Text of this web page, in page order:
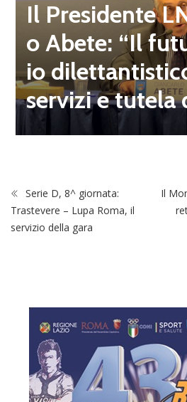
Il Presidente
o Abete: “Il
io
servizi e tutela
Serie D, 8^ giornata:
Trastevere – Lupa Roma, il
servizio della gara
Il